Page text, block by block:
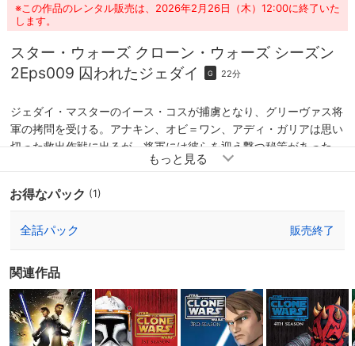
※この作品のレンタル販売は、2026年2月26日（木）12:00に終了いた
します。
スター・ウォーズ クローン・ウォーズ シーズン
2Eps009 囚われたジェダイ G 22分
ジェダイ・マスターのイース・コスが捕虜となり、グリーヴァス将
軍の拷問を受ける。アナキン、オビ＝ワン、アディ・ガリアは思い
切った救出作戦に出るが、将軍には彼らを迎え撃つ秘策があった。
お得なパック (1)
全話パック 販売終了
関連作品